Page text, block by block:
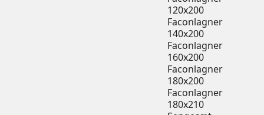
120x200
Faconlagner
140x200
Faconlagner
160x200
Faconlagner
180x200
Faconlagner
180x210